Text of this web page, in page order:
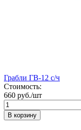
Грабли ГВ-12 с/ч
Стоимость:
660 руб./шт
В корзину